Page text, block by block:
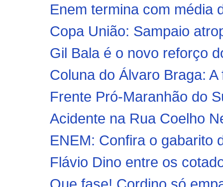
Enem termina com média
Copa União: Sampaio
Gil Bala é o novo reforço
Coluna do Álvaro Braga:
Frente Pró-Maranhão do
Acidente na Rua Coelho
ENEM: Confira o gabarito
Flávio Dino entre os
Que fase! Cordino só